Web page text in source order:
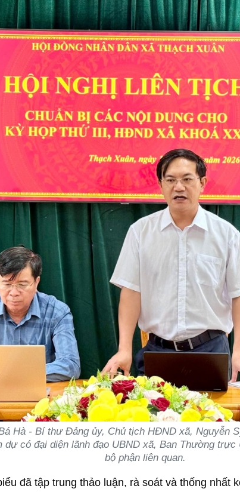
Hà - Bí thư Đảng ủy, Chủ tịch HĐND xã, Nguyễn
dự có đại diện lãnh đạo UBND xã, Ban Thường
bộ phận liên quan.
đã tập trung thảo luận, rà soát và thống nhất